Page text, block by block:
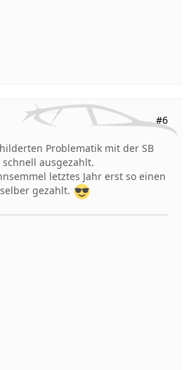
#6
Problematik mit der SB
ausgezahlt.
letztes Jahr erst so einen
gezahlt.